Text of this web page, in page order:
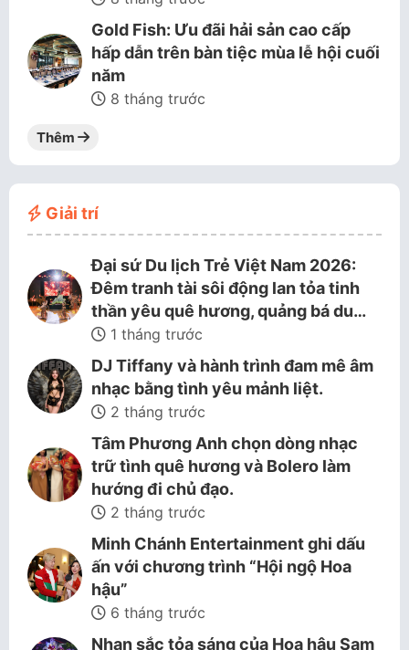
Gold Fish: Ưu đãi hải sản cao cấp
hấp dẫn trên bàn tiệc mùa lễ hội cuối
năm
8 tháng trước
Thêm
Giải trí
Đại sứ Du lịch Trẻ Việt Nam 2026:
Đêm tranh tài sôi động lan tỏa tinh
thần yêu quê hương, quảng bá du…
1 tháng trước
DJ Tiffany và hành trình đam mê âm
nhạc bằng tình yêu mảnh liệt.
2 tháng trước
Tâm Phương Anh chọn dòng nhạc
trữ tình quê hương và Bolero làm
hướng đi chủ đạo.
2 tháng trước
Minh Chánh Entertainment ghi dấu
ấn với chương trình “Hội ngộ Hoa
hậu”
6 tháng trước
Nhan sắc tỏa sáng của Hoa hậu Sam